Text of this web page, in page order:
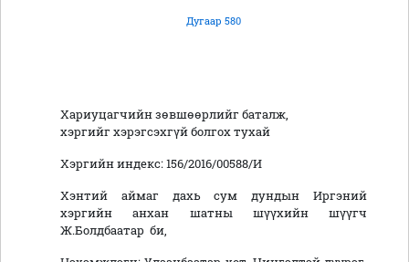
Дугаар 580
Хариуцагчийн зөвшөөрлийг баталж,
хэргийг хэрэгсэхгүй болгох тухай
Хэргийн индекс: 156/2016/00588/И
Хэнтий аймаг дахь сум дундын Иргэний
хэргийн анхан шатны шүүхийн шүүгч
Ж.Болдбаатар би,